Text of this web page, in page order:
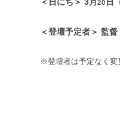
20
＜登壇予定者＞ 監
※登壇者は予定なく変